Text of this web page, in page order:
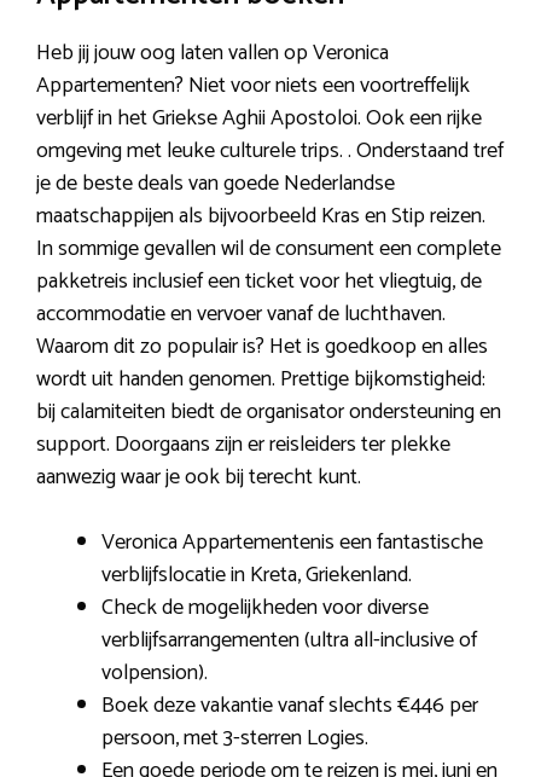
Heb jij jouw oog laten vallen op Veronica
Appartementen? Niet voor niets een voortreffelijk
verblijf in het Griekse Aghii Apostoloi. Ook een rijke
omgeving met leuke culturele trips. . Onderstaand tref
je de beste deals van goede Nederlandse
maatschappijen als bijvoorbeeld Kras en Stip reizen.
In sommige gevallen wil de consument een complete
pakketreis inclusief een ticket voor het vliegtuig, de
accommodatie en vervoer vanaf de luchthaven.
Waarom dit zo populair is? Het is goedkoop en alles
wordt uit handen genomen. Prettige bijkomstigheid:
bij calamiteiten biedt de organisator ondersteuning en
support. Doorgaans zijn er reisleiders ter plekke
aanwezig waar je ook bij terecht kunt.
Veronica Appartementenis een fantastische
verblijfslocatie in Kreta, Griekenland.
Check de mogelijkheden voor diverse
verblijfsarrangementen (ultra all-inclusive of
volpension).
Boek deze vakantie vanaf slechts €446 per
persoon, met 3-sterren Logies.